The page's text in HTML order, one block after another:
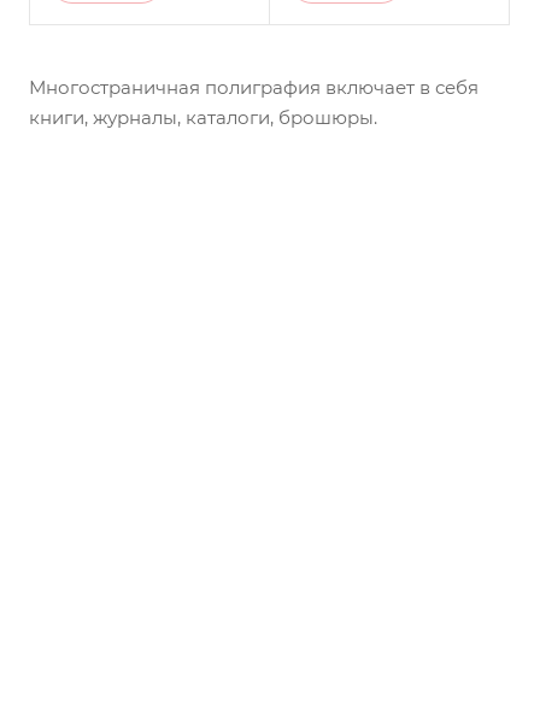
Многостраничная полиграфия включает в себя
книги, журналы, каталоги, брошюры.